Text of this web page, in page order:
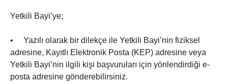
Yetkili Bayi’ye;
• Yazılı olarak bir dilekçe ile Yetkili Bayi’nin fiziksel
adresine, Kayıtlı Elektronik Posta (KEP) adresine veya
Yetkili Bayi’nin ilgili kişi başvuruları için yönlendirdiği e-
posta adresine gönderebilirsiniz.